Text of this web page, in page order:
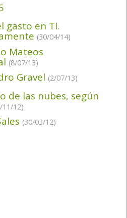
gasto en TI.
(30/04/14)
Mateos
(8/07/13)
Gravel (2/07/13)
de las nubes, según
11/12)
(30/03/12)